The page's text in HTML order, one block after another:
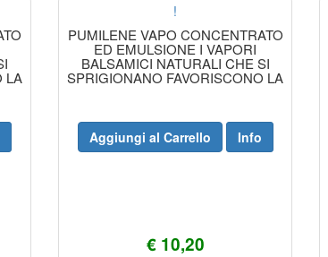
LA
!
PUMILENE VAPO CONCENTRATO
ED EMULSIONE I VAPORI
BALSAMICI NATURALI CHE SI
SPRIGIONANO FAVORISCONO LA
PARTICOLARE
€ 10,20
Aggiungi al Carrello Info